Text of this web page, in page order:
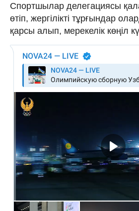
Спортшылар делегациясы
өтіп, жергілікті тұрғындар
қарсы алып, мерекелік көңіл